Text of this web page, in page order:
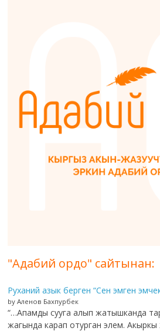
"Адабий ордо" сайтынан:
Руханий азык берген “Сен эмген
by Аленов Бахпурбек
“…Апамды сууга алып жатышканда
жагында карап отурган элем.